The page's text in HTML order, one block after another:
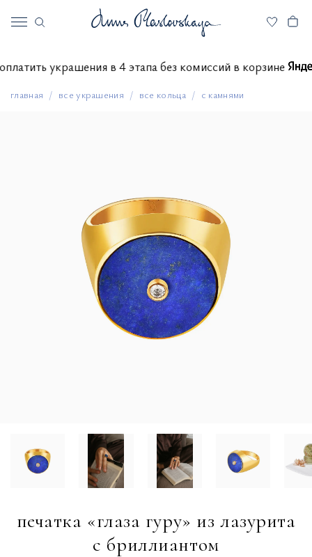
оплатить украшения в 4 этапа без комиссий в корзине
главная все украшения все кольца с камнями
печатка «глаза гуру» из лазурита
с бриллиантом